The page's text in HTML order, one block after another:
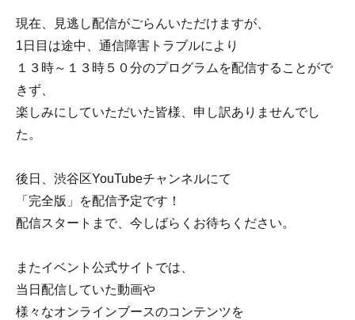
現在、見逃し配信がごらんいただけますが、
1日目は途中、通信障害トラブルにより
１３時～１３時５０分のプログラムを配信することがで
きず、
楽しみにしていただいた皆様、申し訳ありませんでし
た。
後日、渋谷区YouTubeチャンネルにて
「完全版」を配信予定です！
配信スタートまで、今しばらくお待ちください。
またイベント公式サイトでは、
当日配信していた動画や
様々なオンラインブースのコンテンツを